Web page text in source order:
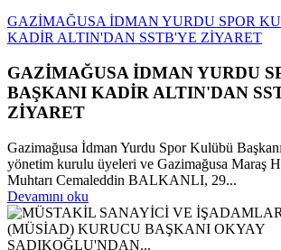
GAZİMAĞUSA İDMAN YURDU SPOR
KADİR ALTIN'DAN SSTB'YE ZİYARET
GAZİMAĞUSA İDMAN YURDU
BAŞKANI KADİR ALTIN'DAN
ZİYARET
Gazimağusa İdman Yurdu Spor Kulübü
yönetim kurulu üyeleri ve Gazimağusa Maraş
Muhtarı Cemaleddin BALKANLI, 29...
Devamını oku